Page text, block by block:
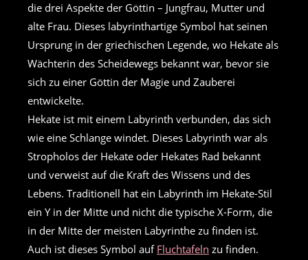
die drei Aspekte der Göttin – Jungfrau, Mutter und
alte Frau. Dieses labyrinthartige Symbol hat seinen
Ursprung in der griechischen Legende, wo Hekate als
Wächterin des Scheidewegs bekannt war, bevor sie
sich zu einer Göttin der Magie und Zauberei
entwickelte.
Hekate ist mit einem Labyrinth verbunden, das sich
wie eine Schlange windet. Dieses Labyrinth war als
Stropholos der Hekate oder Hekates Rad bekannt
und verweist auf die Kraft des Wissens und des
Lebens. Traditionell hat ein Labyrinth im Hekate-Stil
ein Y in der Mitte und nicht die typische X-Form, die
in der Mitte der meisten Labyrinthe zu finden ist.
Auch ist dieses Symbol auf Fluchtafeln zu finden.